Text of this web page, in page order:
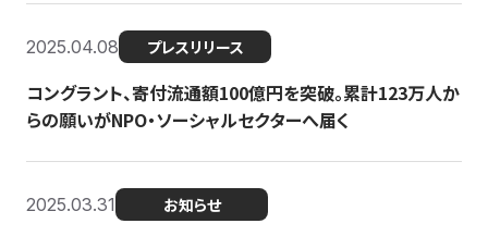
2025.04.08 プレスリリース
コングラント、寄付流通額100億円を突破。累計123万人か
らの願いがNPO・ソーシャルセクターへ届く
2025.03.31 お知らせ